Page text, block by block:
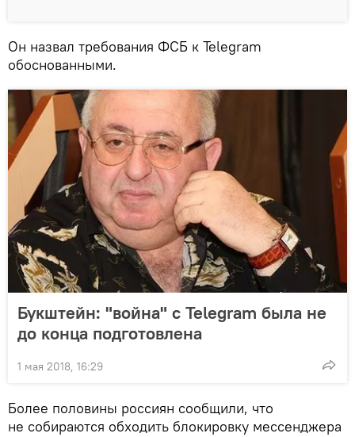
Он назвал требования ФСБ к Telegram
обоснованными.
Букштейн: "война" с Telegram была не
до конца подготовлена
1 мая 2018, 16:29
Более половины россиян сообщили, что
не собираются обходить блокировку мессенджера